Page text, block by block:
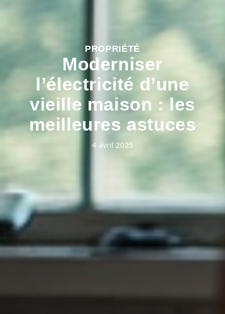
PROPRIÉTÉ
Moderniser
l’électricité d’une
vieille maison : les
meilleures astuces
4 avril 2025